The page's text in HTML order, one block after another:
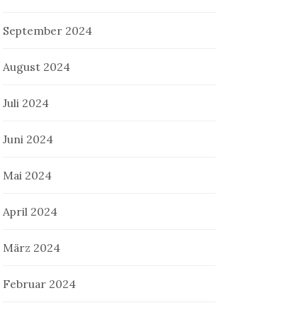
September 2024
August 2024
Juli 2024
Juni 2024
Mai 2024
April 2024
März 2024
Februar 2024